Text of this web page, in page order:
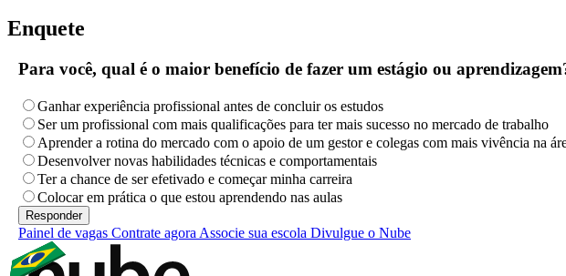
Enquete
Para você, qual é o maior benefício de fazer um estágio ou
Ganhar experiência profissional antes de concluir os estudos
Ser um profissional com mais qualificações para ter mais sucesso no mercado de trabalho
Aprender a rotina do mercado com o apoio de um gestor e colegas com mais vivência na
Desenvolver novas habilidades técnicas e comportamentais
Ter a chance de ser efetivado e começar minha carreira
Colocar em prática o que estou aprendendo nas aulas
Painel de vagas Contrate agora Associe sua escola Divulgue o Nube